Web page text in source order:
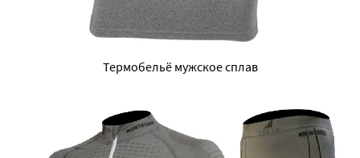
Термобельё мужское сплав